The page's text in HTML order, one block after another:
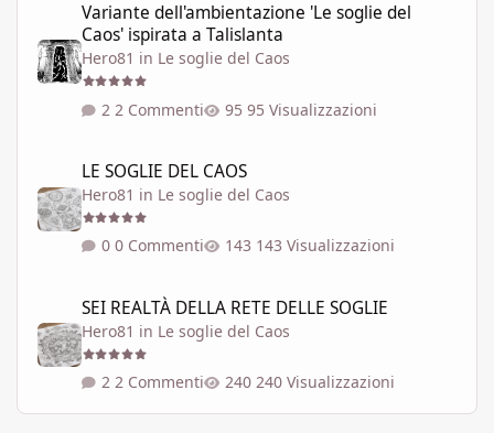
Variante dell'ambientazione 'Le soglie del
Caos' ispirata a Talislanta
Hero81 in Le soglie del Caos
2 Commenti 95 Visualizzazioni
LE SOGLIE DEL CAOS
Hero81 in Le soglie del Caos
0 Commenti 143 Visualizzazioni
SEI REALTÀ DELLA RETE DELLE SOGLIE
Hero81 in Le soglie del Caos
2 Commenti 240 Visualizzazioni